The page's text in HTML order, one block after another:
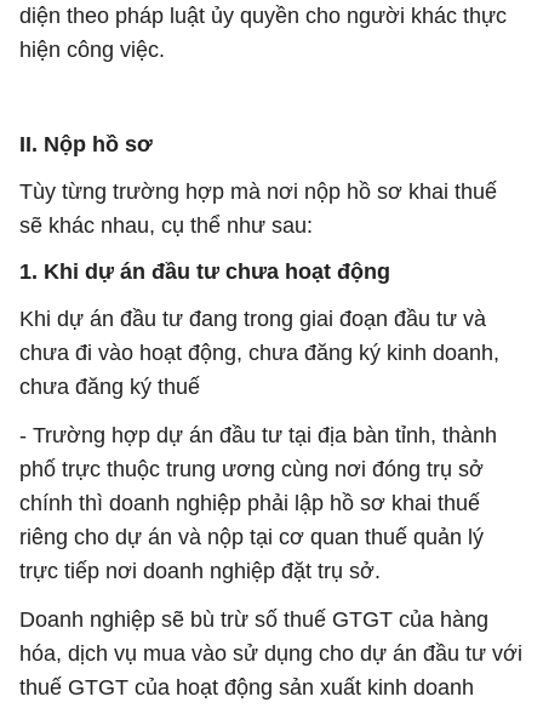
diện theo pháp luật ủy quyền cho người khác thực
hiện công việc.
II. Nộp hồ sơ
Tùy từng trường hợp mà nơi nộp hồ sơ khai thuế
sẽ khác nhau, cụ thể như sau:
1. Khi dự án đầu tư chưa hoạt động
Khi dự án đầu tư đang trong giai đoạn đầu tư và
chưa đi vào hoạt động, chưa đăng ký kinh doanh,
chưa đăng ký thuế
- Trường hợp dự án đầu tư tại địa bàn tỉnh, thành
phố trực thuộc trung ương cùng nơi đóng trụ sở
chính thì doanh nghiệp phải lập hồ sơ khai thuế
riêng cho dự án và nộp tại cơ quan thuế quản lý
trực tiếp nơi doanh nghiệp đặt trụ sở.
Doanh nghiệp sẽ bù trừ số thuế GTGT của hàng
hóa, dịch vụ mua vào sử dụng cho dự án đầu tư với
thuế GTGT của hoạt động sản xuất kinh doanh